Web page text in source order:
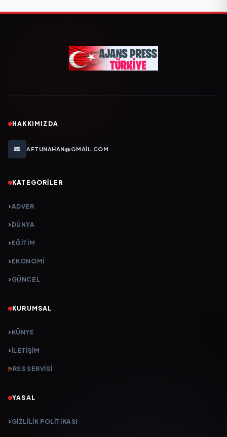
HAKKIMIZDA
AFTUNAHAN@GMAIL.COM
KATEGORILER
ADVER
DÜNYA
EĞİTİM
EKONOMİ
GÜNCEL
KURUMSAL
KÜNYE
İLETIŞIM
RSS SERVISI
YASAL
GIZLILIK POLITIKASI